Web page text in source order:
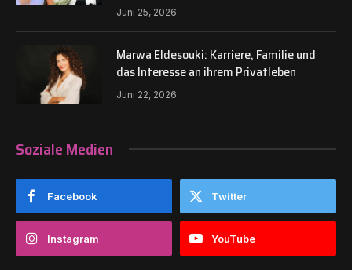
Juni 25, 2026
Marwa Eldesouki: Karriere, Familie und
das Interesse an ihrem Privatleben
Juni 22, 2026
Soziale Medien
Facebook Twitter
Instagram YouTube